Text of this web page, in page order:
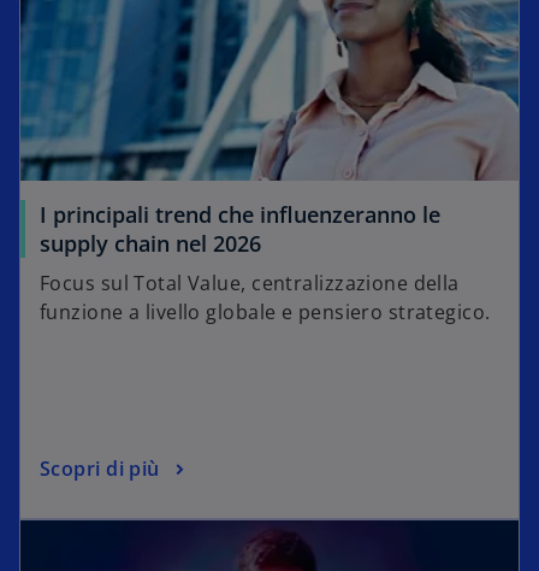
I principali trend che influenzeranno le
supply chain nel 2026
Focus sul Total Value, centralizzazione della
funzione a livello globale e pensiero strategico.
Scopri di più